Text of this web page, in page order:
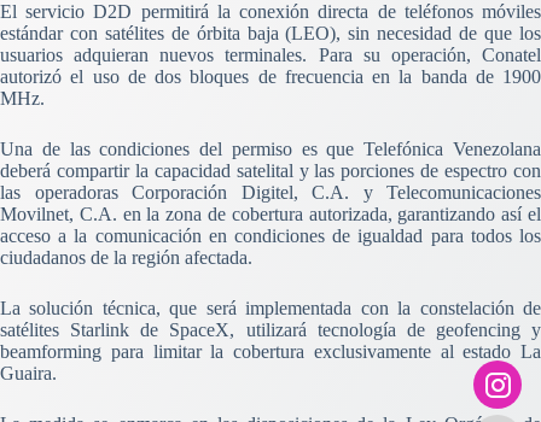
El servicio D2D permitirá la conexión directa de teléfonos móviles
estándar con satélites de órbita baja (LEO), sin necesidad de que los
usuarios adquieran nuevos terminales. Para su operación, Conatel
autorizó el uso de dos bloques de frecuencia en la banda de 1900
MHz.
Una de las condiciones del permiso es que Telefónica Venezolana
deberá compartir la capacidad satelital y las porciones de espectro con
las operadoras Corporación Digitel, C.A. y Telecomunicaciones
Movilnet, C.A. en la zona de cobertura autorizada, garantizando así el
acceso a la comunicación en condiciones de igualdad para todos los
ciudadanos de la región afectada.
La solución técnica, que será implementada con la constelación de
satélites Starlink de SpaceX, utilizará tecnología de geofencing y
beamforming para limitar la cobertura exclusivamente al estado La
Guaira.